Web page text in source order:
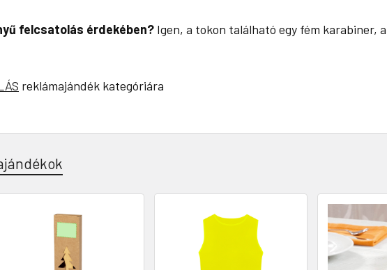
felcsatolás érdekében? Igen, a tokon található egy fém karabiner,
reklámajándék kategóriára